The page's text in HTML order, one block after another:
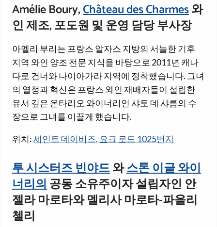
Amélie Boury,Château des Charmes와
인 제조, 포도원 및 운영 담당 부사장
아멜리 부리는 프랑스 알자스 지방의 서늘한 기후
지역 와인 양조 전문 지식을 바탕으로 2011년 캐나
다로 건너와 나이아가라 지역에 정착했습니다. 그녀
의 열정과 혁신은 프랑스 와인 재배자들이 설립한
유서 깊은 온타리오 와이너리인 샤토 데 샤름의 수
장으로 그녀를 이끌게 했습니다.
위치:세인트 데이비즈, 요크 로드 1025번지
투 시스터즈 빈야드와스톤 이글 와이
너리의공동 소유주이자 설립자인 안
젤라 마로타와 멜리사 마로타-파올리
첼리